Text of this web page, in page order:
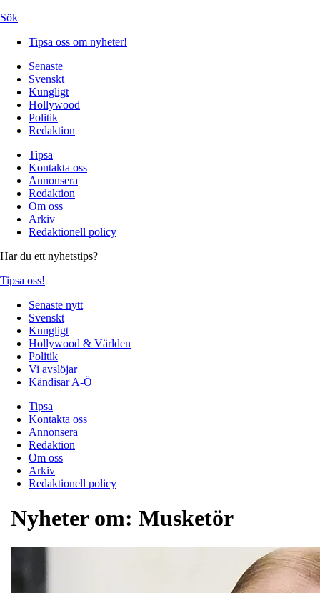
Sök
Tipsa oss om nyheter!
Senaste
Svenskt
Kungligt
Hollywood
Politik
Redaktion
Tipsa
Kontakta oss
Annonsera
Redaktion
Om oss
Arkiv
Redaktionell policy
Har du ett nyhetstips?
Tipsa oss!
Senaste nytt
Svenskt
Kungligt
Hollywood & Världen
Politik
Vi avslöjar
Kändisar A-Ö
Tipsa
Kontakta oss
Annonsera
Redaktion
Om oss
Arkiv
Redaktionell policy
Nyheter om: Musketör